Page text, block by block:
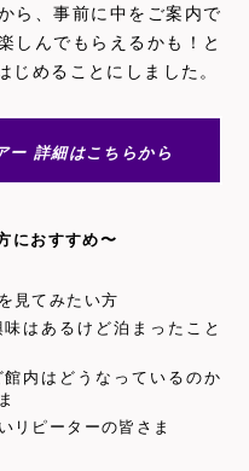
ら、事前に中をご案内で
しんでもらえるかも！と
じめることにしました。
ー 詳細はこちらから
におすすめ〜
見てみたい方
はあるけど泊まったこと
内はどうなっているのか
リピーターの皆さま